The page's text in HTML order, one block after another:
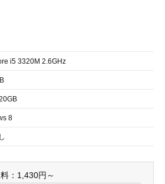
i5 3320M 2.6GHz
8
：1,430円～